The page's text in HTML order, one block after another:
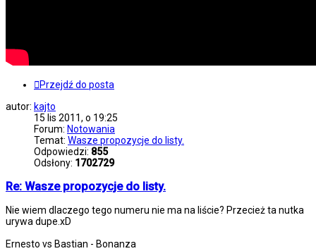
Przejdź do posta
autor: kajto
15 lis 2011, o 19:25
Forum: Notowania
Temat: Wasze propozycje do listy.
Odpowiedzi: 855
Odsłony: 1702729
Re: Wasze propozycje do listy.
Nie wiem dlaczego tego numeru nie ma na liście? Przecież ta nutka
urywa dupe.xD
Ernesto vs Bastian - Bonanza